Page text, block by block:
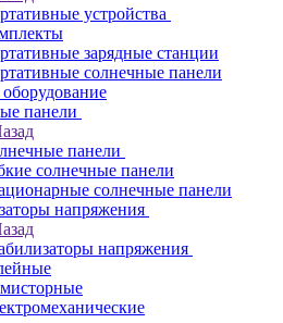
устройства
зарядные станции
солнечные панели
панели
панели
солнечные панели
солнечные панели
напряжения
напряжения